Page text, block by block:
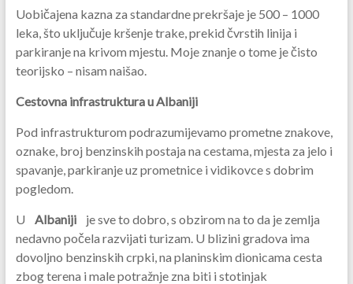
Uobičajena kazna za standardne prekršaje je 500 – 1000
leka, što uključuje kršenje trake, prekid čvrstih linija i
parkiranje na krivom mjestu. Moje znanje o tome je čisto
teorijsko – nisam naišao.
Cestovna infrastruktura u Albaniji
Pod infrastrukturom podrazumijevamo prometne znakove,
oznake, broj benzinskih postaja na cestama, mjesta za jelo i
spavanje, parkiranje uz prometnice i vidikovce s dobrim
pogledom.
U Albanijije sve to dobro, s obzirom na to da je zemlja
nedavno počela razvijati turizam. U blizini gradova ima
dovoljno benzinskih crpki, na planinskim dionicama cesta
zbog terena i male potražnje zna biti i stotinjak